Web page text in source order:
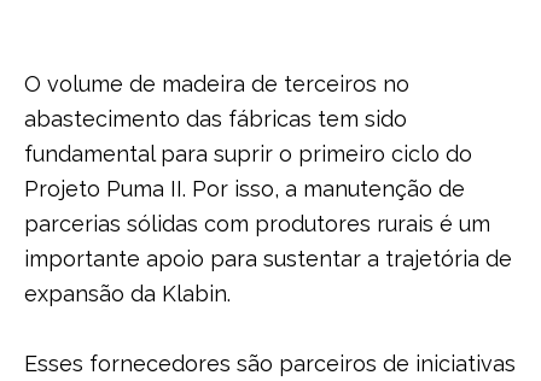
O volume de madeira de terceiros no
abastecimento das fábricas tem sido
fundamental para suprir o primeiro ciclo do
Projeto Puma II. Por isso, a manutenção de
parcerias sólidas com produtores rurais é um
importante apoio para sustentar a trajetória de
expansão da Klabin.
Esses fornecedores são parceiros de iniciativas